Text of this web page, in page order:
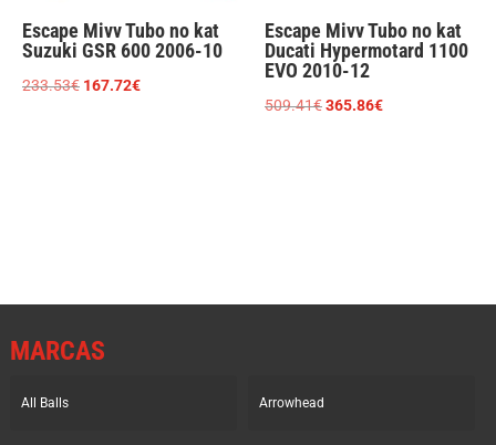
Escape Mivv Tubo no kat
Suzuki GSR 600 2006-10
233.53€ El
167.72€El
Escape Mivv Tubo no kat
Ducati Hypermotard 1100
EVO 2010-12
509.41€El
365.86€El
MARCAS
All Balls Arrowhead